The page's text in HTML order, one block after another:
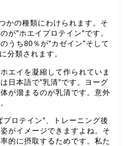
かの種類にわけられます。そ
が”ホエイプロテイン”です。
うち80％が”カゼイン”そして
分類されます。
エイを凝縮して作られていま
日本語で”乳清”です。ヨーグ
が溜まるのが乳清です。意外
ロテイン”、トレーニング後
がイメージできますよね。そ
的に摂取するためです。私た